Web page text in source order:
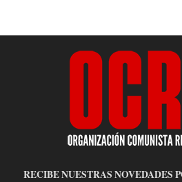
RECIBE NUESTRAS NOVEDADES